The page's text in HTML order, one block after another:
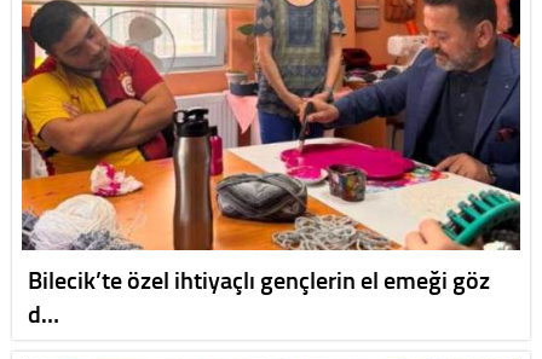
Bilecik’te özel ihtiyaçlı gençlerin el emeği göz
d…